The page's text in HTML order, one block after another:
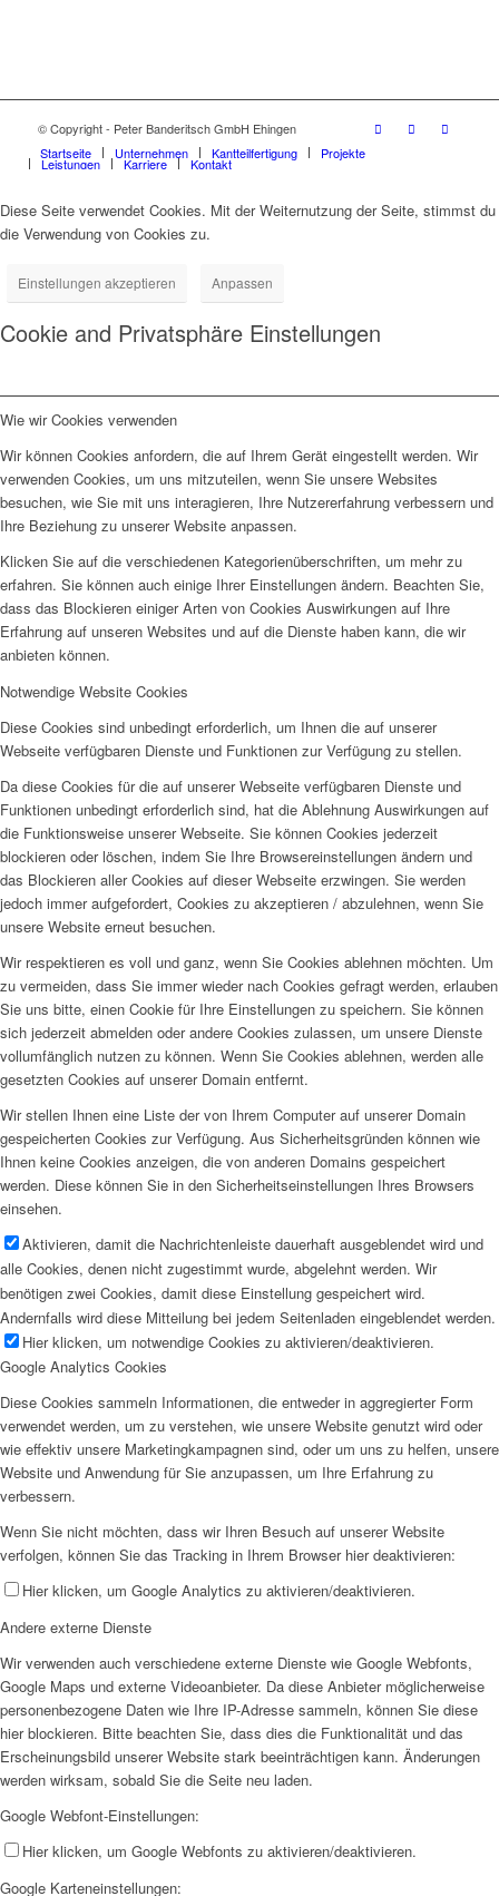
© Copyright - Peter Banderitsch GmbH Ehingen
Startseite
Unternehmen Kantteilfertigung Projekte
Leistungen Karriere Kontakt
Diese Seite verwendet Cookies. Mit der Weiternutzung der Seite, stimmst du
die Verwendung von Cookies zu.
Einstellungen akzeptieren Anpassen
Cookie and Privatsphäre Einstellungen
Wie wir Cookies verwenden
Wir können Cookies anfordern, die auf Ihrem Gerät eingestellt werden. Wir
verwenden Cookies, um uns mitzuteilen, wenn Sie unsere Websites
besuchen, wie Sie mit uns interagieren, Ihre Nutzererfahrung verbessern und
Ihre Beziehung zu unserer Website anpassen.
Klicken Sie auf die verschiedenen Kategorienüberschriften, um mehr zu
erfahren. Sie können auch einige Ihrer Einstellungen ändern. Beachten Sie,
dass das Blockieren einiger Arten von Cookies Auswirkungen auf Ihre
Erfahrung auf unseren Websites und auf die Dienste haben kann, die wir
anbieten können.
Notwendige Website Cookies
Diese Cookies sind unbedingt erforderlich, um Ihnen die auf unserer
Webseite verfügbaren Dienste und Funktionen zur Verfügung zu stellen.
Da diese Cookies für die auf unserer Webseite verfügbaren Dienste und
Funktionen unbedingt erforderlich sind, hat die Ablehnung Auswirkungen auf
die Funktionsweise unserer Webseite. Sie können Cookies jederzeit
blockieren oder löschen, indem Sie Ihre Browsereinstellungen ändern und
das Blockieren aller Cookies auf dieser Webseite erzwingen. Sie werden
jedoch immer aufgefordert, Cookies zu akzeptieren / abzulehnen, wenn Sie
unsere Website erneut besuchen.
Wir respektieren es voll und ganz, wenn Sie Cookies ablehnen möchten. Um
zu vermeiden, dass Sie immer wieder nach Cookies gefragt werden, erlauben
Sie uns bitte, einen Cookie für Ihre Einstellungen zu speichern. Sie können
sich jederzeit abmelden oder andere Cookies zulassen, um unsere Dienste
vollumfänglich nutzen zu können. Wenn Sie Cookies ablehnen, werden alle
gesetzten Cookies auf unserer Domain entfernt.
Wir stellen Ihnen eine Liste der von Ihrem Computer auf unserer Domain
gespeicherten Cookies zur Verfügung. Aus Sicherheitsgründen können wie
Ihnen keine Cookies anzeigen, die von anderen Domains gespeichert
werden. Diese können Sie in den Sicherheitseinstellungen Ihres Browsers
einsehen.
Aktivieren, damit die Nachrichtenleiste dauerhaft ausgeblendet wird und
alle Cookies, denen nicht zugestimmt wurde, abgelehnt werden. Wir
benötigen zwei Cookies, damit diese Einstellung gespeichert wird.
Andernfalls wird diese Mitteilung bei jedem Seitenladen eingeblendet werden.
Hier klicken, um notwendige Cookies zu aktivieren/deaktivieren.
Google Analytics Cookies
Diese Cookies sammeln Informationen, die entweder in aggregierter Form
verwendet werden, um zu verstehen, wie unsere Website genutzt wird oder
wie effektiv unsere Marketingkampagnen sind, oder um uns zu helfen, unsere
Website und Anwendung für Sie anzupassen, um Ihre Erfahrung zu
verbessern.
Wenn Sie nicht möchten, dass wir Ihren Besuch auf unserer Website
verfolgen, können Sie das Tracking in Ihrem Browser hier deaktivieren:
Hier klicken, um Google Analytics zu aktivieren/deaktivieren.
Andere externe Dienste
Wir verwenden auch verschiedene externe Dienste wie Google Webfonts,
Google Maps und externe Videoanbieter. Da diese Anbieter möglicherweise
personenbezogene Daten wie Ihre IP-Adresse sammeln, können Sie diese
hier blockieren. Bitte beachten Sie, dass dies die Funktionalität und das
Erscheinungsbild unserer Website stark beeinträchtigen kann. Änderungen
werden wirksam, sobald Sie die Seite neu laden.
Google Webfont-Einstellungen:
Hier klicken, um Google Webfonts zu aktivieren/deaktivieren.
Google Karteneinstellungen: